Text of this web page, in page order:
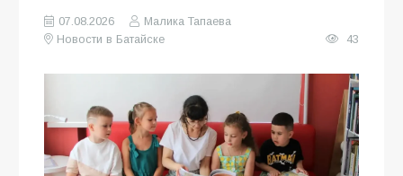
07.08.2026
Малика Тапаева
Новости в Батайске
43